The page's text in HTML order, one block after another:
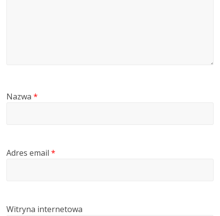
Nazwa*
Adres email*
Witryna internetowa